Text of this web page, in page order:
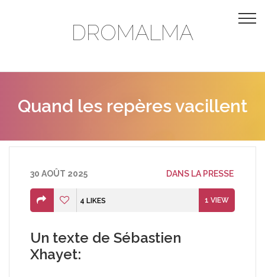
DROMALMA
Quand les repères vacillent
30 AOÛT 2025 DANS LA PRESSE
4 LIKES 1 VIEW
Un texte de Sébastien
Xhayet: